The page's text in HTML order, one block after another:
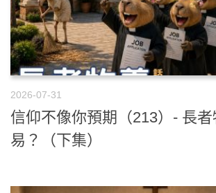
2026-07-31
信仰不像你預期（213）- 長
易？（下集）